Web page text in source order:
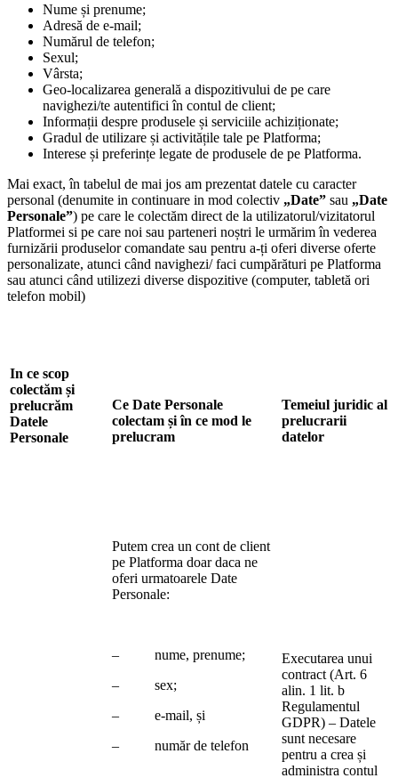
Nume și prenume;
Adresă de e-mail;
Numărul de telefon;
Sexul;
Vârsta;
Geo-localizarea generală a dispozitivului de pe care
navighezi/te autentifici în contul de client;
Informații despre produsele și serviciile achiziționate;
Gradul de utilizare și activitățile tale pe Platforma;
Interese și preferințe legate de produsele de pe Platforma.
Mai exact, în tabelul de mai jos am prezentat datele cu caracter
personal (denumite in continuare in mod colectiv „Date” sau „Date
Personale”) pe care le colectăm direct de la utilizatorul/vizitatorul
Platformei si pe care noi sau parteneri noștri le urmărim în vederea
furnizării produselor comandate sau pentru a-ți oferi diverse oferte
personalizate, atunci când navighezi/ faci cumpărături pe Platforma
sau atunci când utilizezi diverse dispozitive (computer, tabletă ori
telefon mobil)
In ce scop
colectăm și
prelucrăm
Datele
Personale
Ce Date Personale
colectam și în ce mod le
prelucram
Temeiul juridic al
prelucrarii
datelor
Putem crea un cont de client
pe Platforma doar daca ne
oferi urmatoarele Date
Personale:
– nume, prenume;
– sex;
– e-mail, și
– număr de telefon
Executarea unui
contract (Art. 6
alin. 1 lit. b
Regulamentul
GDPR) – Datele
sunt necesare
pentru a crea și
administra contul